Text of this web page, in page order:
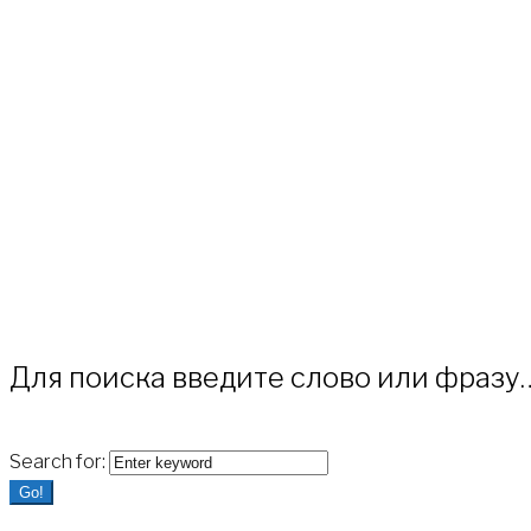
Для поиска введите слово или
Search for:
Go!